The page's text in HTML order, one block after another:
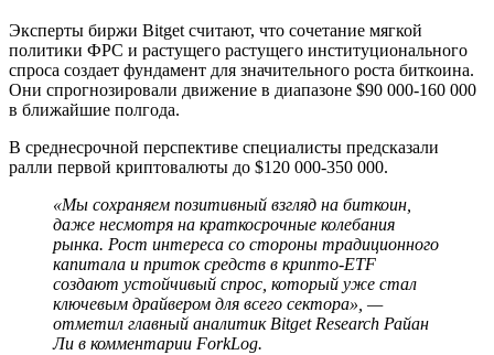
Эксперты биржи Bitget считают, что сочетание мягкой
политики ФРС и растущего растущего институционального
спроса создает фундамент для значительного роста биткоина.
Они спрогнозировали движение в диапазоне $90 000-160 000
в ближайшие полгода.
В среднесрочной перспективе специалисты предсказали
ралли первой криптовалюты до $120 000-350 000.
«Мы сохраняем позитивный взгляд на биткоин,
даже несмотря на краткосрочные колебания
рынка. Рост интереса со стороны традиционного
капитала и приток средств в крипто-ETF
создают устойчивый спрос, который уже стал
ключевым драйвером для всего сектора», —
отметил главный аналитик Bitget Research Райан
Ли в комментарии ForkLog.